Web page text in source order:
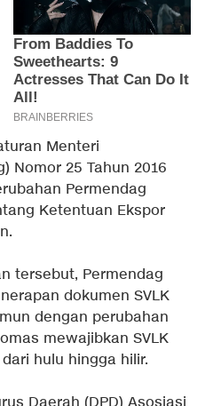
Menteri
Nomor 25 Tahun 2016
Permendag
Ketentuan Ekspor
tersebut, Permendag
dokumen SVLK
dengan perubahan
mewajibkan SVLK
hulu hingga hilir.